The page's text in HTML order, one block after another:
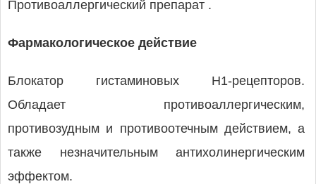
Противоаллергический препарат .
Фармакологическое действие
Блокатор гистаминовых H1-рецепторов.
Обладает противоаллергическим,
противозудным и противоотечным действием, а
также незначительным антихолинергическим
эффектом.